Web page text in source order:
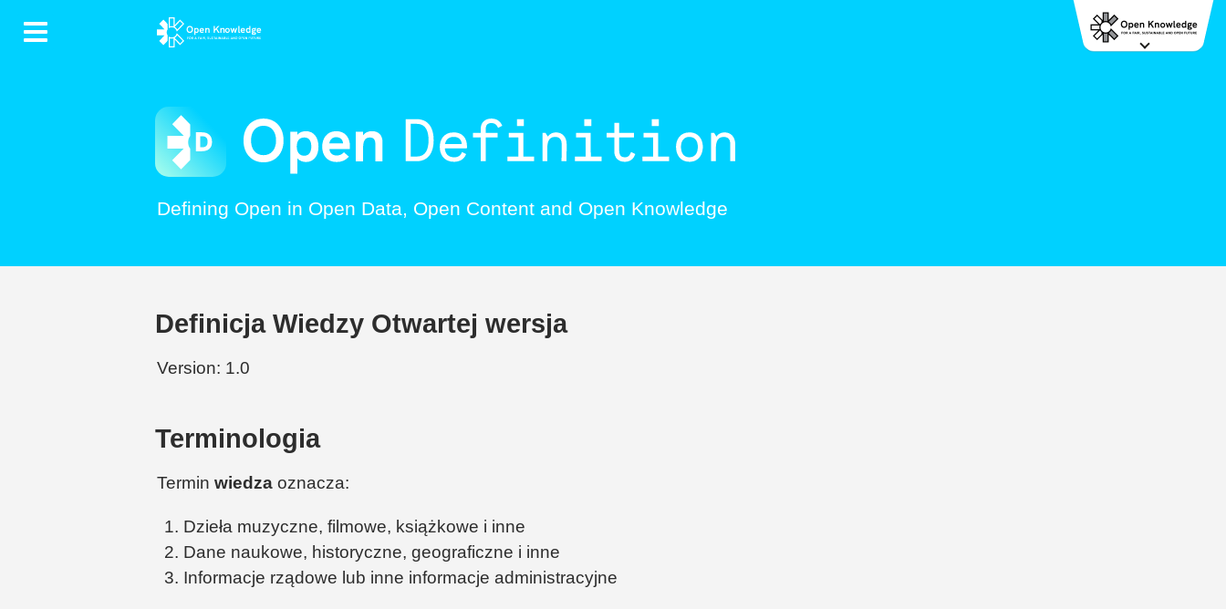
Contents
Defining Open in Open Data, Open Content and Open Knowledge
Definicja Wiedzy Otwartej wersja
Version: 1.0
Terminologia
Termin wiedza oznacza:
Dzieła muzyczne, filmowe, książkowe i inne
Dane naukowe, historyczne, geograficzne i inne
Informacje rządowe lub inne informacje administracyjne